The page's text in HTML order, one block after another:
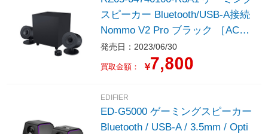
スピーカー Bluetooth/USB-A接続
Nommo V2 Pro ブラック ［AC電
源 /2.0ch］
発売日：2023/06/30
買取金額： ￥
EDIFIER
ED-G5000 ゲーミングスピーカー
Bluetooth / USB-A / 3.5mm / Opti